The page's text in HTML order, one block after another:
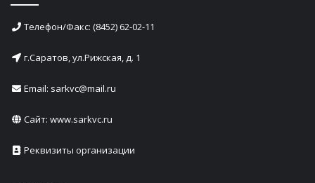
Телефон/Факс: (8452) 62-02-11
г.Саратов, ул.Рижская, д. 1
Email: sarkvc@mail.ru
Сайт: www.sarkvc.ru
Реквизиты организации